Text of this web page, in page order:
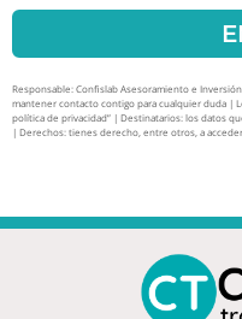
Responsable: Confislab Asesoramiento e
mantener contacto contigo para cualquier duda |
política de privacidad” | Destinatarios: los datos
| Derechos: tienes derecho, entre otros, a